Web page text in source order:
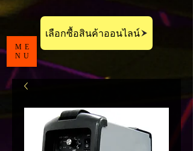
เลือกซื้อสินค้าออนไลน์
ME
NU